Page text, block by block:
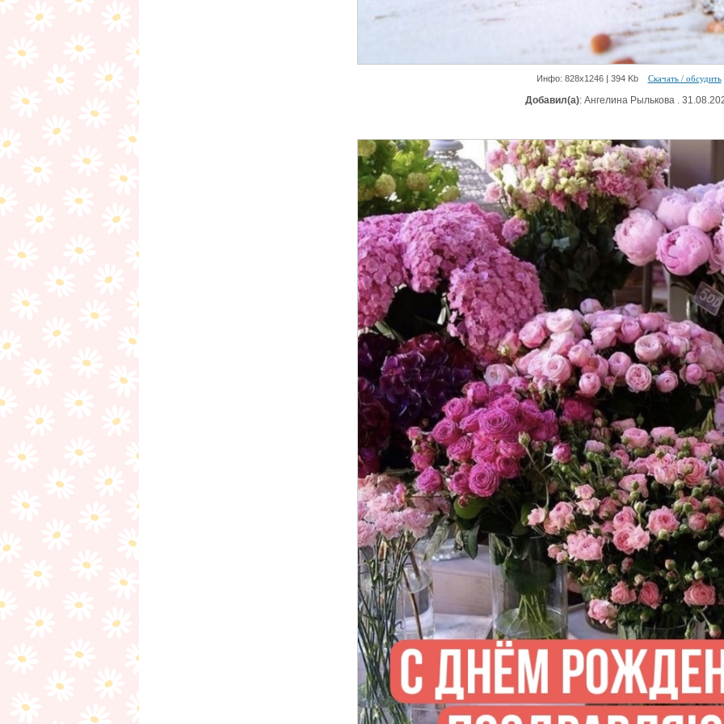
Инфо: 828х1246 | 394 Kb Скачать / обсудить
Добавил(а): Ангелина Рылькова .